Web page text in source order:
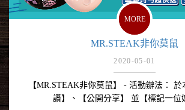
MR.STEAK非你莫鼠
2020-05-01
【MR.STEAK非你莫鼠】 - 活動辦法：
讚】、【公開分享】 並【標記一位
MORE